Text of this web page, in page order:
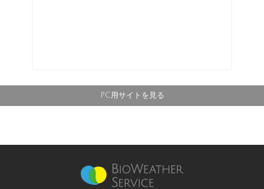
PC用サイトを見る